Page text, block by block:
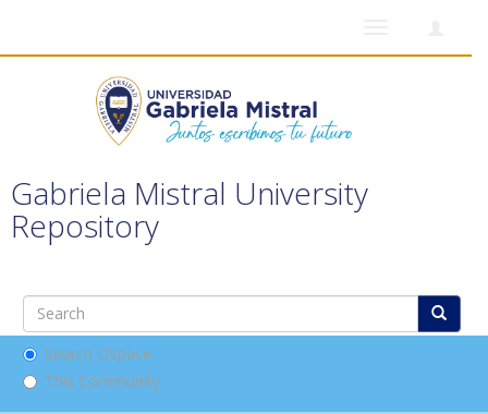
Gabriela Mistral University
Repository
Search DSpace
This Community